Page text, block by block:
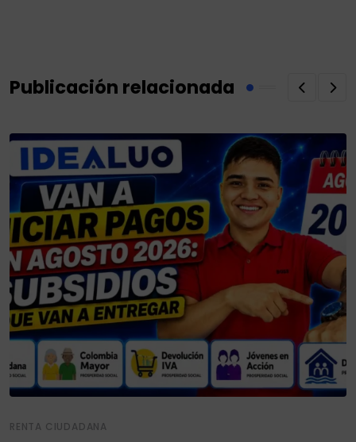
Publicación relacionada
RENTA CIUDADANA